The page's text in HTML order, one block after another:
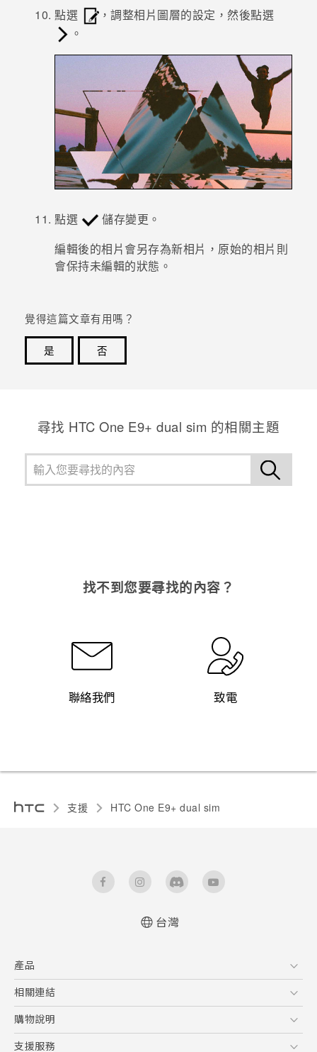
點選
，調整相片圖層的設定，然後點選
。
點選
儲存變更。
編輯後的相片會另存為新相片，原始的相片則
會保持未編輯的狀態。
覺得這篇文章有用嗎？
是
否
尋找 HTC One E9+ dual sim 的相關主題
找不到您要尋找的內容？
聯絡我們 致電
支援 HTC One E9+ dual sim‎
台灣
產品
5G
智慧型手機
配件
相關連結
HTC Research
購物說明
購物須知
支援服務